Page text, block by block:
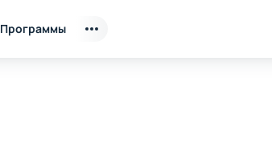
Программы